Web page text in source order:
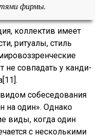
фирмы.
коллектив имеет
ритуалы, стиль
не совпадать у канди­
собеседования
на один». Однако
виды, когда один
с несколькими